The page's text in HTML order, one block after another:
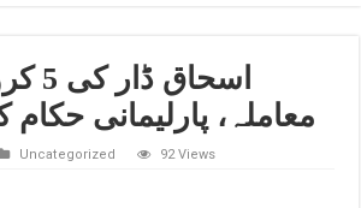
معاملہ، پارلیمانی حکام
Uncategorized 92 Views